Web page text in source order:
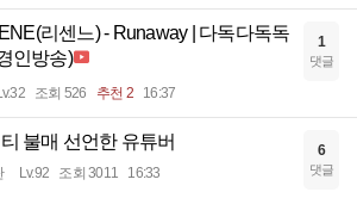
리센느) - Runaway | 다독다독독
인방송)
조회 526 추천 2 16:37
1
댓글
불매 선언한 유튜버
Lv.92 조회 3011 16:33
6
댓글